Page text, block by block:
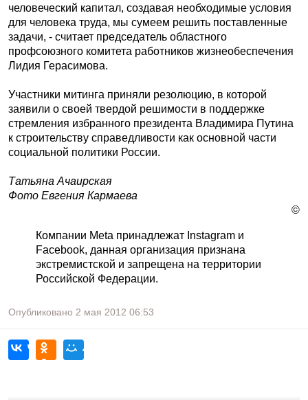
человеческий капитал, создавая необходимые условия
для человека труда, мы сумеем решить поставленные
задачи, - считает председатель областного
профсоюзного комитета работников жизнеобеспечения
Лидия Герасимова.
Участники митинга приняли резолюцию, в которой
заявили о своей твердой решимости в поддержке
стремления избранного президента Владимира Путина
к строительству справедливости как основной части
социальной политики России.
Татьяна Ачаирская
Фото Евгения Кармаева
©
Компании Meta принадлежат Instagram и
Facebook, данная организация признана
экстремистской и запрещена на территории
Российской Федерации.
Опубликовано 2 мая 2012 06:53